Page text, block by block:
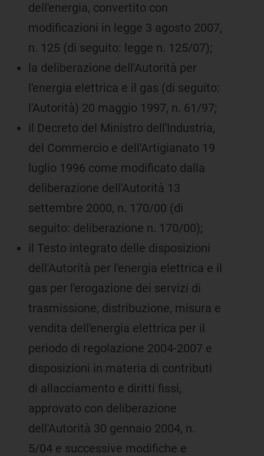
dell'energia, convertito con
modificazioni in legge 3 agosto 2007,
n. 125 (di seguito: legge n. 125/07);
la deliberazione dell'Autorità per
l'energia elettrica e il gas (di seguito:
l'Autorità) 20 maggio 1997, n. 61/97;
il Decreto del Ministro dell'Industria,
del Commercio e dell'Artigianato 19
luglio 1996 come modificato dalla
deliberazione dell'Autorità 13
settembre 2000, n. 170/00 (di
seguito: deliberazione n. 170/00);
il Testo integrato delle disposizioni
dell'Autorità per l'energia elettrica e il
gas per l'erogazione dei servizi di
trasmissione, distribuzione, misura e
vendita dell'energia elettrica per il
periodo di regolazione 2004-2007 e
disposizioni in materia di contributi
di allacciamento e diritti fissi,
approvato con deliberazione
dell'Autorità 30 gennaio 2004, n.
5/04 e successive modifiche e